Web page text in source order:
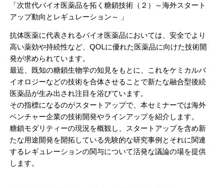
「次世代バイオ医薬品を拓く糖鎖技術（２）～海外スタート
アップ動向とレギュレーション～ 」
抗体医薬に代表されるバイオ医薬品においては、安全でより
高い薬効や持続性など、QOLに優れた医薬品に向けた技術開
発が求められています。
最近、既知の糖鎖生物学の知見をもとに、これをケミカルバ
イオロジーなどの技術を合体させることで新たな融合型後続
医薬品が生み出され注目を浴びています。
その指標になるのがスタートアップで、本セミナーでは海外
ベンチャー企業の技術開発やラインアップを紹介します。
糖鎖モダリティーの現況を概観し、スタートアップを含め新
たな用途開発を開拓している先験的な研究事例とそれに関連
するレギュレーションの関与について活発な議論の場を提供
します。